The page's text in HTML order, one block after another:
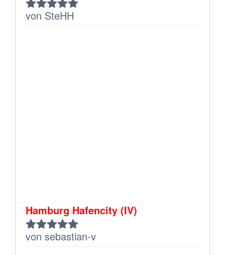
Bewertet
von SteHH
Hamburg Hafencity (IV)
Bewertet
von sebastian-v